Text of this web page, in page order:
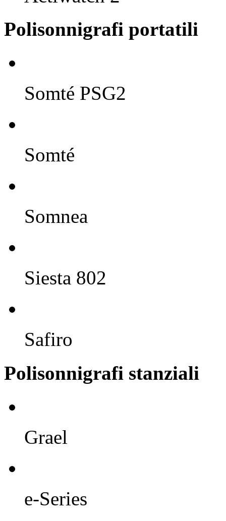
Polisonnigrafi portatili
Somté PSG2
Somté
Somnea
Siesta 802
Safiro
Polisonnigrafi stanziali
Grael
e-Series